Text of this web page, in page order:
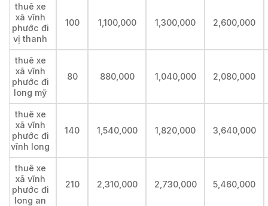
thuê xe
xã vĩnh
phước đi
vị thanh
100 1,100,000 1,300,000 2,600,000
thuê xe
xã vĩnh
phước đi
long mỹ
80 880,000 1,040,000 2,080,000
thuê xe
xã vĩnh
phước đi
vĩnh long
140 1,540,000 1,820,000 3,640,000
thuê xe
xã vĩnh
phước đi
long an
210 2,310,000 2,730,000 5,460,000